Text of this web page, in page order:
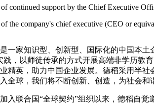
of continued support by the Chief Executive
of the company's chief executive (CEO or
一家知识型、创新型、国际化的中国本
践，以师徒传承的方式开展高端非学历教
精英，助力中国企业发展。德稻采用半
全球，我们将不断创新、创造，为社会和
加入联合国“全球契约”组织以来，德稻自